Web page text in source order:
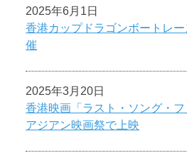
2025年6月1日
香港カップドラゴンボートレ
催
2025年3月20日
香港映画「ラスト・ソング・
アジアン映画祭で上映